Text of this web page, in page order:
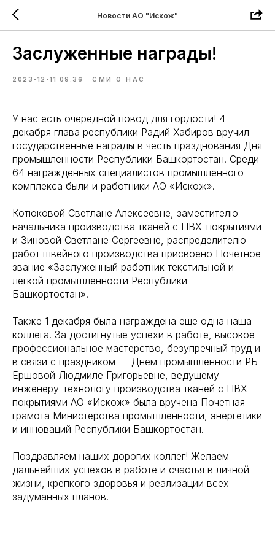
Новости АО "Искож"
Заслуженные награды!
2023-12-11 09:36 СМИ О НАС
У нас есть очередной повод для гордости! 4
декабря глава республики Радий Хабиров вручил
государственные награды в честь празднования Дня
промышленности Республики Башкортостан. Среди
64 награжденных специалистов промышленного
комплекса были и работники АО «Искож».
Котюковой Светлане Алексеевне, заместителю
начальника производства тканей с ПВХ-покрытиями
и Зиновой Светлане Сергеевне, распределителю
работ швейного производства присвоено Почетное
звание «Заслуженный работник текстильной и
легкой промышленности Республики
Башкортостан».
Также 1 декабря была награждена еще одна наша
коллега. За достигнутые успехи в работе, высокое
профессиональное мастерство, безупречный труд и
в связи с праздником — Днем промышленности РБ
Ершовой Людмиле Григорьевне, ведущему
инженеру-технологу производства тканей с ПВХ-
покрытиями АО «Искож» была вручена Почетная
грамота Министерства промышленности, энергетики
и инноваций Республики Башкортостан.
Поздравляем наших дорогих коллег! Желаем
дальнейших успехов в работе и счастья в личной
жизни, крепкого здоровья и реализации всех
задуманных планов.